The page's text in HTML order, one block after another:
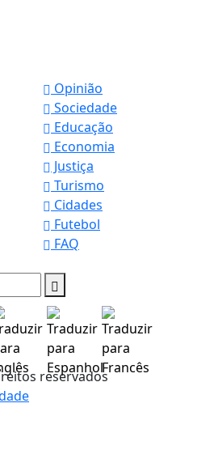
Opinião
Sociedade
Educação
Economia
Justiça
Turismo
Cidades
Futebol
FAQ
reservados